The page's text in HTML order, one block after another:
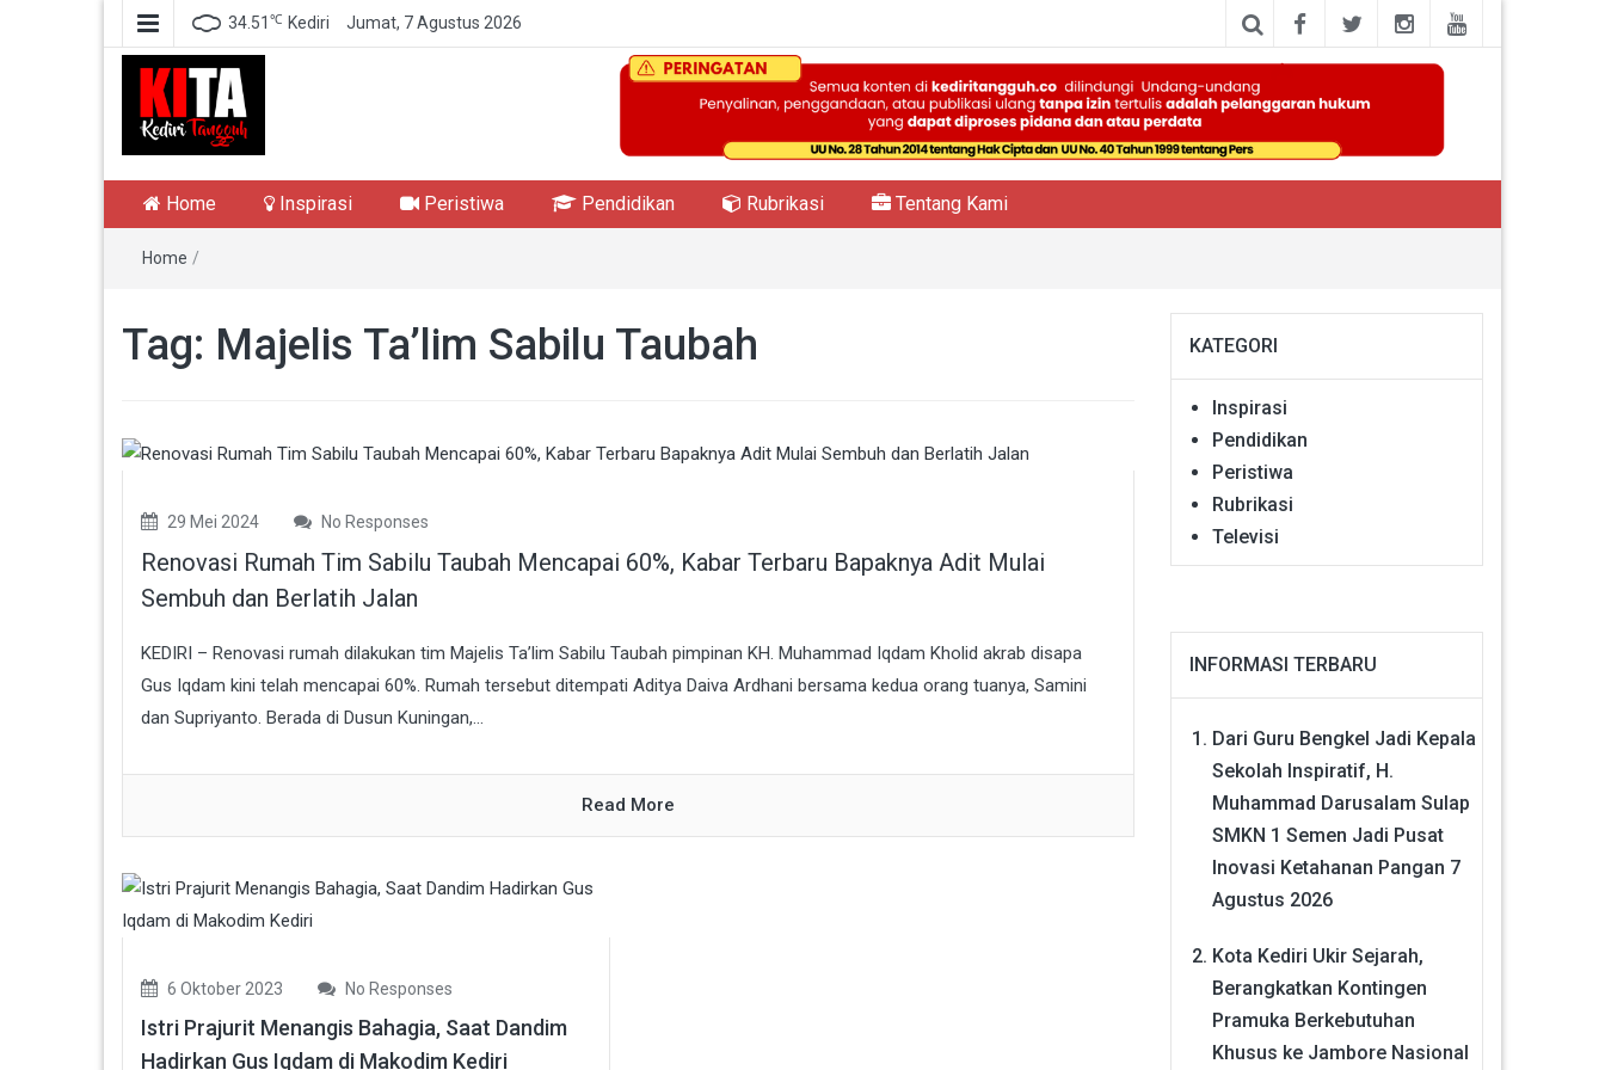
34.51 ℃ Kediri Jumat, 7 Agustus 2026
Kediri Tangguh
Home Inspirasi Peristiwa Pendidikan Rubrikasi Tentang Kami
Home /
Tag: Majelis Ta’lim Sabilu Taubah
29 Mei 2024 No Responses
Renovasi Rumah Tim Sabilu Taubah Mencapai 60%, Kabar Terbaru Bapaknya Adit Mulai
Sembuh dan Berlatih Jalan
KEDIRI – Renovasi rumah dilakukan tim Majelis Ta’lim Sabilu Taubah pimpinan KH. Muhammad Iqdam Kholid akrab disapa
Gus Iqdam kini telah mencapai 60%. Rumah tersebut ditempati Aditya Daiva Ardhani bersama kedua orang tuanya, Samini
dan Supriyanto. Berada di Dusun Kuningan,...
Read More
6 Oktober 2023 No Responses
Istri Prajurit Menangis Bahagia, Saat Dandim
Hadirkan Gus Iqdam di Makodim Kediri
KATEGORI
Inspirasi
Pendidikan
Peristiwa
Rubrikasi
Televisi
INFORMASI TERBARU
Dari Guru Bengkel Jadi Kepala
Sekolah Inspiratif, H.
Muhammad Darusalam Sulap
SMKN 1 Semen Jadi Pusat
Inovasi Ketahanan Pangan 7
Agustus 2026
Kota Kediri Ukir Sejarah,
Berangkatkan Kontingen
Pramuka Berkebutuhan
Khusus ke Jambore Nasional